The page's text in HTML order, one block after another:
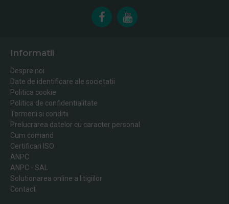
Informatii
Despre noi
Date de identificare ale societatii
Politica cookie
Politica de confidentialitate
Termeni si conditii
Prelucrarea datelor cu caracter personal
Cum comand
Certificari ISO
ANPC
ANPC - SAL
Solutionarea online a litigiilor
Contact